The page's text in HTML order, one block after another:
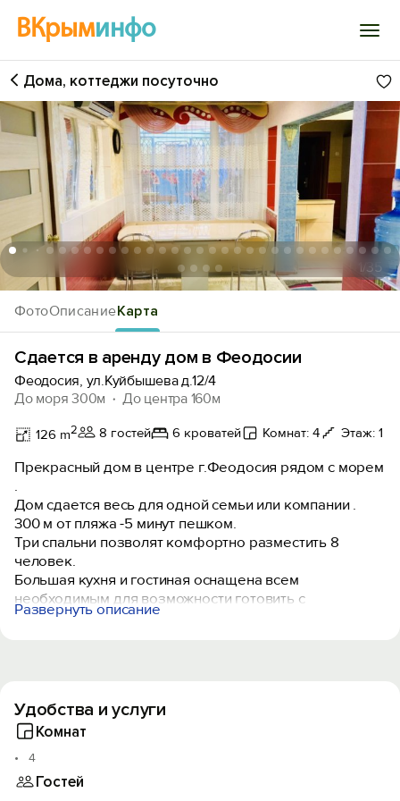
ВКрыминфо
Войти
Избранное
История просмотра
Добавить свой объект
ФотоОписаниеКарта
Дома, коттеджи посуточно
1/35
Сдается в аренду дом в Феодосии
Феодосия, ул.Куйбышева д.12/4
До моря 300м
До центра 160м
126 m2 8 гостей 6 кроватей Комнат: 4 Этаж: 1
Прекрасный дом в центре г.Феодосия рядом с морем
.
Дом сдается весь для одной семьи или компании .
300 м от пляжа -5 минут пешком.
Три спальни позволят комфортно разместить 8
человек.
Большая кухня и гостиная оснащена всем
необходимым для возможности готовить с
удовольствием:
-посуда
-принадлежности для барбекю
на первом и втором этаже , душ в доме.
Большая терраса оборудована обеденной зоной и
Развернуть описание
Удобства и услуги
Комнат
4
Гостей